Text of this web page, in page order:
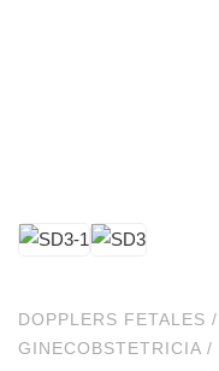
DOPPLERS FETALES /
GINECOBSTETRICIA /